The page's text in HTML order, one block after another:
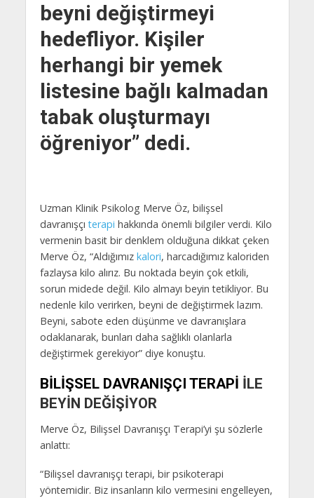
beyni değiştirmeyi
hedefliyor. Kişiler
herhangi bir yemek
listesine bağlı kalmadan
tabak oluşturmayı
öğreniyor” dedi.
Uzman Klinik Psikolog Merve Öz, bilişsel
davranışçıterapi hakkında önemli bilgiler verdi. Kilo
vermenin basit bir denklem olduğuna dikkat çeken
Merve Öz, “Aldığımız kalori, harcadığımız kaloriden
fazlaysa kilo alırız. Bu noktada beyin çok etkili,
sorun midede değil. Kilo almayı beyin tetikliyor. Bu
nedenle kilo verirken, beyni de değiştirmek lazım.
Beyni, sabote eden düşünme ve davranışlara
odaklanarak, bunları daha sağlıklı olanlarla
değiştirmek gerekiyor” diye konuştu.
BİLİŞSEL DAVRANIŞÇI TERAPİ İLE
BEYİN DEĞİŞİYOR
Merve Öz, Bilişsel Davranışçı Terapi’yi şu sözlerle
anlattı:
“Bilişsel davranışçı terapi, bir psikoterapi
yöntemidir. Biz insanların kilo vermesini engelleyen,